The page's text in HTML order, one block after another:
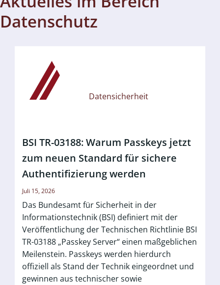
Datenschutz
Datensicherheit
BSI TR-03188: Warum Passkeys jetzt
zum neuen Standard für sichere
Authentifizierung werden
Juli 15, 2026
Das Bundesamt für Sicherheit in der
Informationstechnik (BSI) definiert mit der
Veröffentlichung der Technischen Richtlinie BSI
TR-03188 „Passkey Server“ einen maßgeblichen
Meilenstein. Passkeys werden hierdurch
offiziell als Stand der Technik eingeordnet und
gewinnen aus technischer sowie